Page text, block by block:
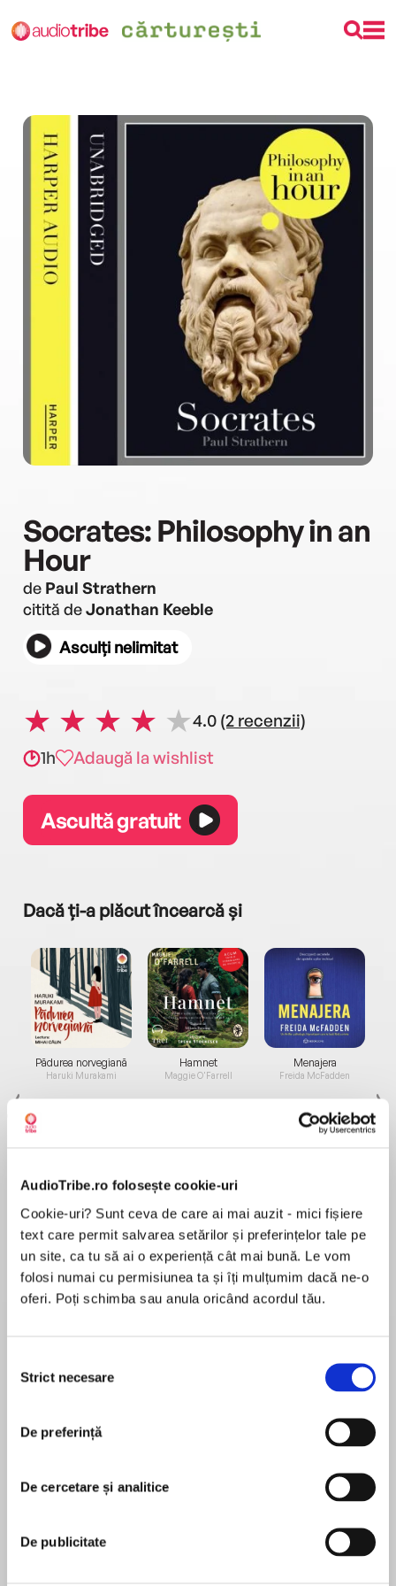
AudioTribe.ro folosește cookie-uri
Cookie-uri? Sunt ceva de care ai mai auzit - mici fișiere
text care permit salvarea setărilor și preferințelor tale pe
un site, ca tu să ai o experiență cât mai bună. Le vom
folosi numai cu permisiunea ta și îți mulțumim dacă ne-o
oferi. Poți schimba sau anula oricând acordul tău.
consimțământului
Strict necesare
De preferință
De cercetare și analitice
De publicitate
Socrates: Philosophy in an
Hour
de Paul Strathern
citită deJonathan Keeble
Asculți nelimitat
4.0 (2 recenzii)
1h
Adaugă la wishlist
Ascultă gratuit
Dacă ți-a plăcut încearcă și
Pădurea norvegiană
Haruki Murakami
de...
Dani Francis
Hamnet
Maggie O'Farrell
la...
Lauren Weisberger
Menajera
Freida McFadden
Sohn Won-pyung
Philosophy for busy people. Listen to this
succinct account of the philosophy of Socrates
founders of Western philosophy, despite the
fact that his ideas survive largely through the
method of aggressive questioning – was the
forerunner of logic; he used it to cut through the
În acest moment nu există recenzii